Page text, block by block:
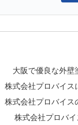
大阪で優良な外壁
株式会社プロバイス
株式会社プロバイス
株式会社プロバ